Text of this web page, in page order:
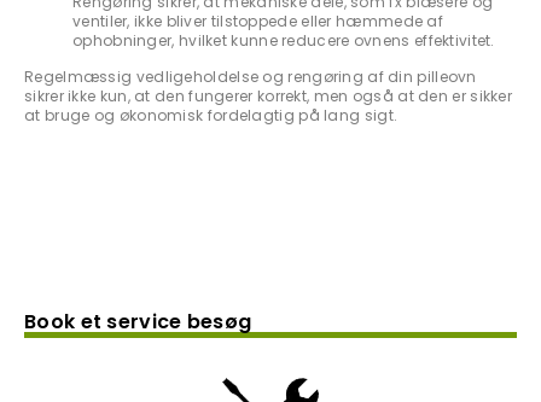
ventiler, ikke bliver tilstoppede eller hæmmede af
ophobninger, hvilket kunne reducere ovnens effektivitet.
Regelmæssig vedligeholdelse og rengøring af din pilleovn
sikrer ikke kun, at den fungerer korrekt, men også at den er sikker
at bruge og økonomisk fordelagtig på lang sigt.
Book et service besøg